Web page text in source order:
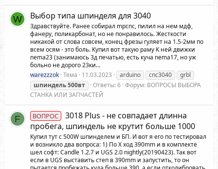
W Выбор типа шпинделя для 3040
Здравствуйте. Ранее собирал mpcnc, пилил на нем мдф,
фанеру, поликарбонат, но не понравилось. Жесткости
никакой от слова совсем, конец фрезы гуляет на 1.5-2мм по
всем осям - это боль. Купил вот такую раму К ней движки
nema23 (занимаюсь 3д печатью, есть куча nema17, но уж
больно не дорого 23ки...
warezzzok Тема 11.03.2023 arduino cnc3040
grbl
шпиндель500вт Ответы: 6 Форум: ВОПРОСЫ ВЫБОРА
СТАНКА ИЛИ ЗАПЧАСТЕЙ
F ВОПРОС
3018 Plus - не совпадает длинна
пробега, шпиндель не крутит больше 1000
Купил тут с 500W шпинделем и БП. И вот я его по тестировал
и возникло два вопроса: 1) По X ход 390mm и в комплекте
шел софт: Candle 1.2.7 и UGS 2.0 nightly(20190423). Так вот
если в UGS выставить степ в 390mm и запустить, то он